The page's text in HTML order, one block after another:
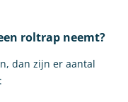
roltrap neemt?
dan zijn er aantal